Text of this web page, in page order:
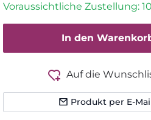
Voraussichtliche Zustellung:
In den
Auf die
Produkt per E-